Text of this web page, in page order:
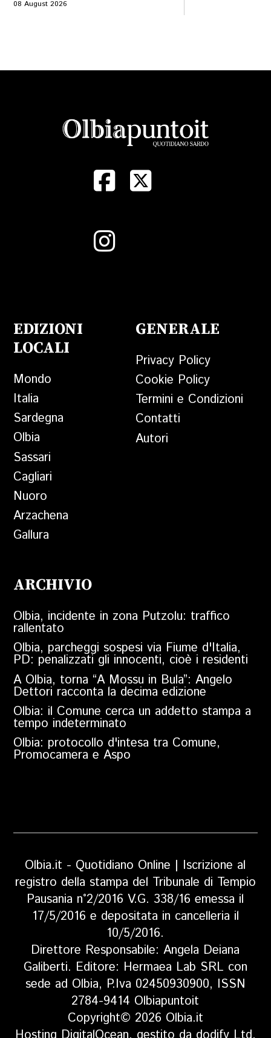
08 August 2026
EDIZIONI
LOCALI
Mondo
Italia
Sardegna
Olbia
Sassari
Cagliari
Nuoro
Arzachena
Gallura
GENERALE
Privacy Policy
Cookie Policy
Termini e Condizioni
Contatti
Autori
ARCHIVIO
Olbia, incidente in zona Putzolu: traffico
rallentato
Olbia, parcheggi sospesi via Fiume d'Italia,
PD: penalizzati gli innocenti, cioè i residenti
A Olbia, torna “A Mossu in Bula”: Angelo
Dettori racconta la decima edizione
Olbia: il Comune cerca un addetto stampa a
tempo indeterminato
Olbia: protocollo d'intesa tra Comune,
Promocamera e Aspo
Olbia.it - Quotidiano Online | Iscrizione al
registro della stampa del Tribunale di Tempio
Pausania n°2/2016 V.G. 338/16 emessa il
17/5/2016 e depositata in cancelleria il
10/5/2016.
Direttore Responsabile: Angela Deiana
Galiberti. Editore: Hermaea Lab SRL con
sede ad Olbia, P.Iva 02450930900, ISSN
2784-9414 Olbiapuntoit
Copyright© 2026 Olbia.it